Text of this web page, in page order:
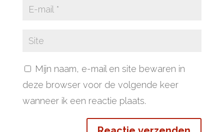
Mijn naam, e-mail en site bewaren in
deze browser voor de volgende keer
wanneer ik een reactie plaats.